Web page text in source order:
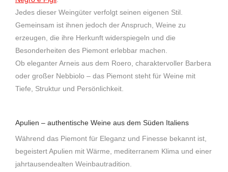
Jedes dieser Weingüter verfolgt seinen eigenen Stil.
Gemeinsam ist ihnen jedoch der Anspruch, Weine zu
erzeugen, die ihre Herkunft widerspiegeln und die
Besonderheiten des Piemont erlebbar machen.
Ob eleganter Arneis aus dem Roero, charaktervoller Barbera
oder großer Nebbiolo – das Piemont steht für Weine mit
Tiefe, Struktur und Persönlichkeit.
Apulien – authentische Weine aus dem Süden Italiens
Während das Piemont für Eleganz und Finesse bekannt ist,
begeistert Apulien mit Wärme, mediterranem Klima und einer
jahrtausendealten Weinbautradition.